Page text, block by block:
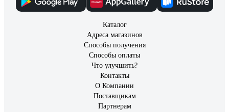
Каталог
Адреса магазинов
Способы получения
Способы оплаты
Что улучшить?
Контакты
О Компании
Поставщикам
Партнерам